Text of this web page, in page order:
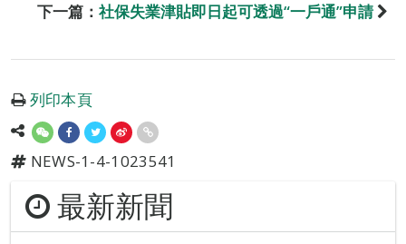
下一篇： 社保失業津貼即日起可透過“一戶通”申請
列印本頁
NEWS-1-4-1023541
最新新聞